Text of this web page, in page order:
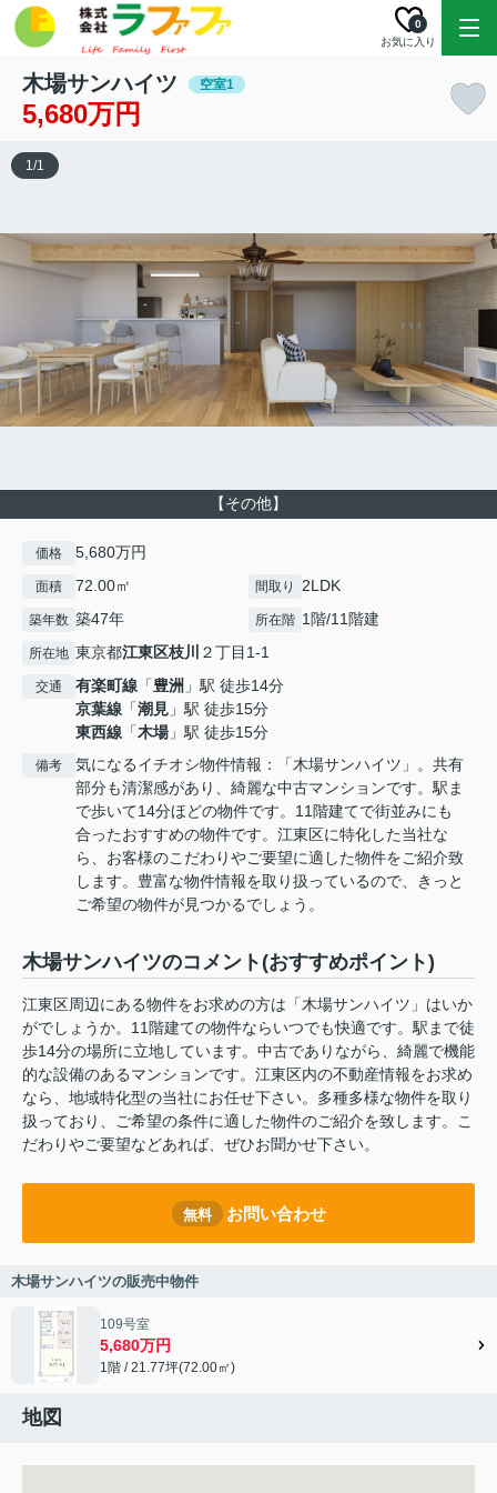
お気に入り
0
木場サンハイツ 空室1
5,680万円
【その他】
1/1
価格 5,680万円
面積 72.00㎡ 間取り 2LDK
築年数 築47年 所在階 1階/11階建
所在地 東京都江東区枝川 ２丁目1-1
交通 有楽町線 「豊洲 」駅 徒歩14分
京葉線 「潮見 」駅 徒歩15分
東西線 「木場」駅 徒歩15分
備考
気になるイチオシ物件情報：「木場サンハイツ」。共有
部分も清潔感があり、綺麗な中古マンションです。駅ま
で歩いて14分ほどの物件です。11階建てで街並みにも
合ったおすすめの物件です。江東区に特化した当社な
ら、お客様のこだわりやご要望に適した物件をご紹介致
します。豊富な物件情報を取り扱っているので、きっと
ご希望の物件が見つかるでしょう。
木場サンハイツのコメント(おすすめポイント)
江東区周辺にある物件をお求めの方は「木場サンハイツ」はいか
がでしょうか。11階建ての物件ならいつでも快適です。駅まで徒
歩14分の場所に立地しています。中古でありながら、綺麗で機能
的な設備のあるマンションです。江東区内の不動産情報をお求め
なら、地域特化型の当社にお任せ下さい。多種多様な物件を取り
扱っており、ご希望の条件に適した物件のご紹介を致します。こ
だわりやご要望などあれば、ぜひお聞かせ下さい。
無料 お問い合わせ
木場サンハイツの販売中物件
109号室
5,680万円
1階 / 21.77坪(72.00㎡)
地図